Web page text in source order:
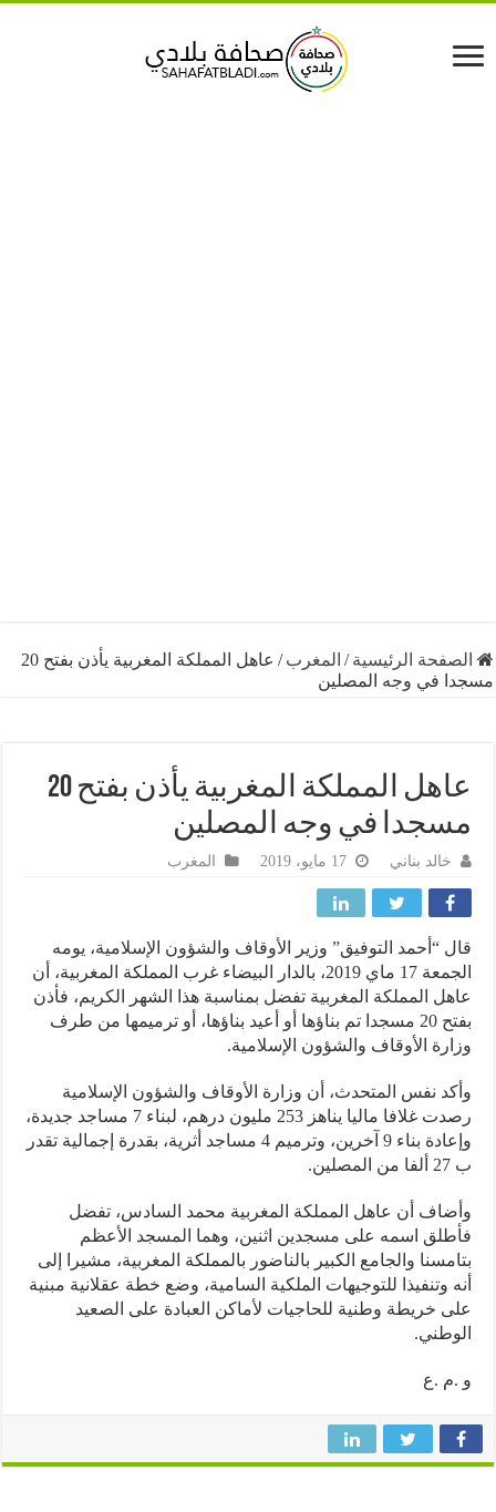
الرئيسية /المغرب/
عاهل المملكة المغربية يأذن بفتح 20
في وجه المصلين
عاهل المملكة المغربية يأذن بفتح 20
في وجه المصلين
خالد بناني المغرب
“أحمد التوفيق” وزير الأوقاف والشؤون الإسلامية، يومه
الجمعة 17 ماي 2019، بالدار البيضاء غرب المملكة المغربية، أن
المملكة المغربية تفضل بمناسبة هذا الشهر الكريم، فأذن
بفتح 20 مسجدا تم بناؤها أو أعيد بناؤها، أو ترميمها من طرف
الأوقاف والشؤون الإسلامية.
نفس المتحدث، أن وزارة الأوقاف والشؤون الإسلامية
رصدت غلافا ماليا يناهز 253 مليون درهم، لبناء 7 مساجد جديدة،
وإعادة بناء 9 آخرين، وترميم 4 مساجد أثرية، بقدرة إجمالية تقدر
أن عاهل المملكة المغربية محمد السادس، تفضل
اسمه على مسجدين اثنين، وهما المسجد الأعظم
والجامع الكبير بالناضور بالمملكة المغربية، مشيرا إلى
وتنفيذا للتوجيهات الملكية السامية، وضع خطة عقلانية مبنية
خريطة وطنية للحاجيات لأماكن العبادة على الصعيد
.ع